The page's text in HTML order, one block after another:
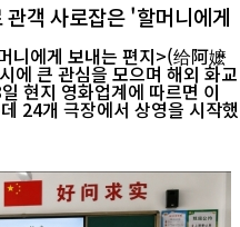
객 사로잡은 '할머니에게
니에게 보내는 편지>(给阿嬷
에 큰 관심을 모으며 해외 화교
24개 극장에서 상영을 시작했